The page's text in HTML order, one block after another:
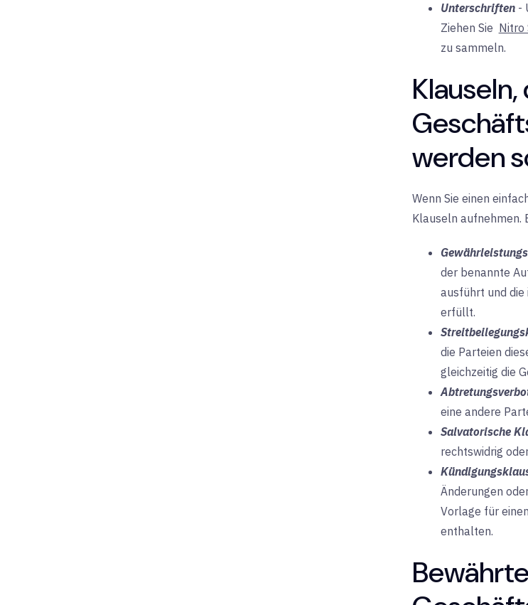
Unterschriften-
Ziehen Sie Nitro
zu sammeln.
werden
Wenn Sie einen
Klauseln aufnehmen.
der benannte
ausführt und die
erfüllt.
die Parteien
gleichzeitig die
eine andere
Salvatorische
rechtswidrig
Änderungen
Vorlage für
enthalten.